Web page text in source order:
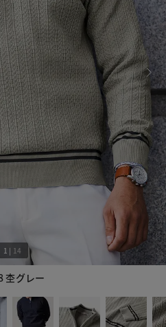
杢グレー
1 | 14
1 14